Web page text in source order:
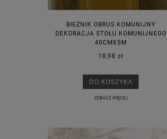
BIEŻNIK OBRUS KOMUNIJNY
DEKORACJA STOŁU KOMUNIJNEGO
40CMX5M
18,98 zł
DO KOSZYKA
ZOBACZ WIĘCEJ